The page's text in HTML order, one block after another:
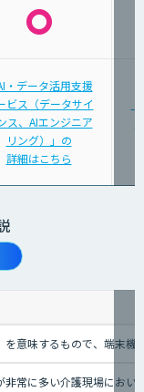
AI・データ活用支援
ビス（データサイ
ス、AIエンジニア
リング）」の
詳細はこちら
を意味するもので、端末機
非常に多い介護現場にお